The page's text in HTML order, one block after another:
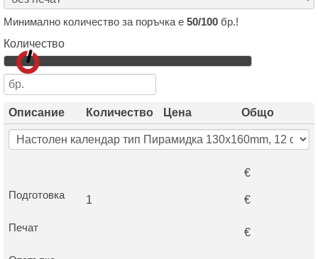
Минимално количество за поръчка е 50/100 бр.!
Количество
Описание Количество Цена Общо
€
Подготовка
1 €
Печат €